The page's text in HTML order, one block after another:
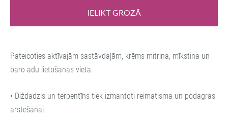
IELIKT GROZĀ
Pateicoties aktīvajām sastāvdaļām, krēms mitrina, mīkstina un
baro ādu lietošanas vietā.
• Diždadzis un terpentīns tiek izmantoti reimatisma un podagras
ārstēšanai.